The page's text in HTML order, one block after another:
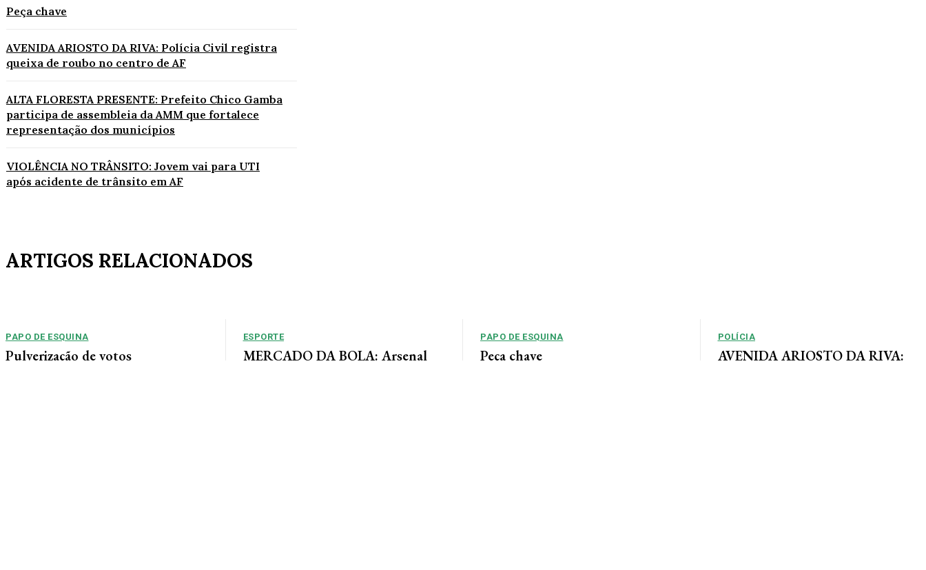
Peça chave
AVENIDA ARIOSTO DA RIVA: Polícia Civil registra
queixa de roubo no centro de AF
ALTA FLORESTA PRESENTE: Prefeito Chico Gamba
participa de assembleia da AMM que fortalece
representação dos municípios
VIOLÊNCIA NO TRÂNSITO: Jovem vai para UTI
após acidente de trânsito em AF
ARTIGOS RELACIONADOS
PAPO DE ESQUINA
Pulverização de votos
ESPORTE
MERCADO DA BOLA: Arsenal
PAPO DE ESQUINA
Peça chave
POLÍCIA
AVENIDA ARIOSTO DA RIVA: